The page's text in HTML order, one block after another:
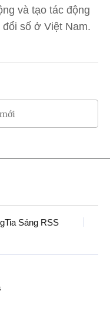
và tạo tác động
số ở Việt Nam.
Tia Sáng RSS